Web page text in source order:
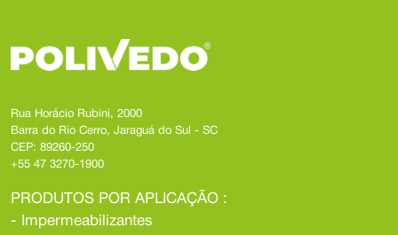
Rua Horácio Rubini, 2000
Barra do Rio Cerro, Jaraguá do Sul - SC
CEP: 89260-250
+55 47 3270-1900
PRODUTOS POR APLICAÇÃO :
- Impermeabilizantes